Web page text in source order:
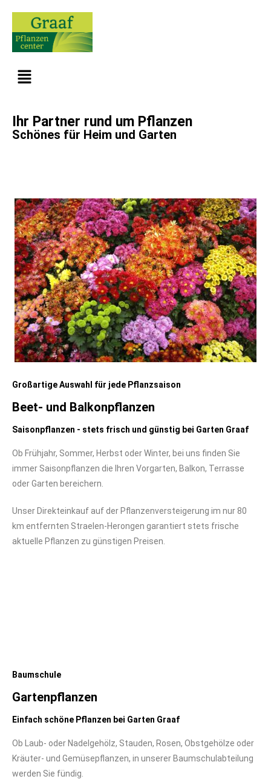
Ihr Partner rund um Pflanzen
Schönes für Heim und Garten
Großartige Auswahl für jede Pflanzsaison
Beet- und Balkonpflanzen
Saisonpflanzen - stets frisch und günstig bei Garten Graaf
Ob Frühjahr, Sommer, Herbst oder Winter, bei uns finden Sie
immer Saisonpflanzen die Ihren Vorgarten, Balkon, Terrasse
oder Garten bereichern.
Unser Direkteinkauf auf der Pflanzenversteigerung im nur 80
km entfernten Straelen-Herongen garantiert stets frische
aktuelle Pflanzen zu günstigen Preisen.
Baumschule
Gartenpflanzen
Einfach schöne Pflanzen bei Garten Graaf
Ob Laub- oder Nadelgehölz, Stauden, Rosen, Obstgehölze oder
Kräuter- und Gemüsepflanzen, in unserer Baumschulabteilung
werden Sie fündig.